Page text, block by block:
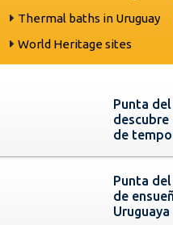
Thermal baths in Uruguay
World Heritage sites
Punta
de
Punta
de
Uruguaya